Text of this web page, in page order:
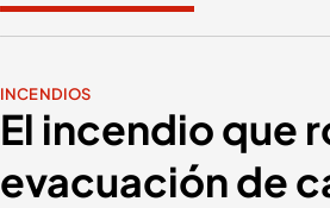
INCENDIOS
El incendio que
evacuación de